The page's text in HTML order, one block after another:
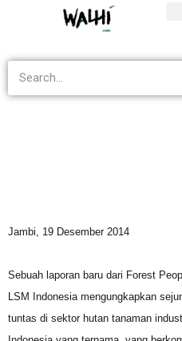
Blog
> Tak Berkategori > Riset
Jambi, 19 Desember 2014
Sebuah laporan baru dari Forest
LSM Indonesia mengungkapkan
tuntas di sektor hutan tanaman